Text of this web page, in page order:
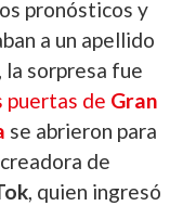
pronósticos y
a un apellido
la sorpresa fue
puertas de Gran
se abrieron para
de
, quien ingresó